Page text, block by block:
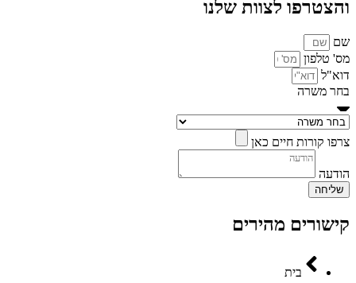
והצטרפו לצוות שלנו
שם
מס' טלפון
דוא"ל
בחר משרה
צרפו קורות חיים כאן
הודעה
שליחה
קישורים מהירים
בית